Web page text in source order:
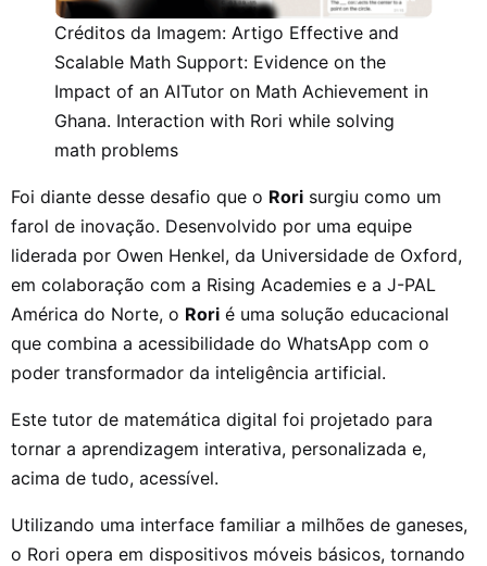
Créditos da Imagem: Artigo Effective and
Scalable Math Support: Evidence on the
Impact of an AITutor on Math Achievement in
Ghana. Interaction with Rori while solving
math problems
Foi diante desse desafio que o Rori surgiu como um
farol de inovação. Desenvolvido por uma equipe
liderada por Owen Henkel, da Universidade de Oxford,
em colaboração com a Rising Academies e a J-PAL
América do Norte, o Rori é uma solução educacional
que combina a acessibilidade do WhatsApp com o
poder transformador da inteligência artificial.
Este tutor de matemática digital foi projetado para
tornar a aprendizagem interativa, personalizada e,
acima de tudo, acessível.
Utilizando uma interface familiar a milhões de ganeses,
o Rori opera em dispositivos móveis básicos, tornando